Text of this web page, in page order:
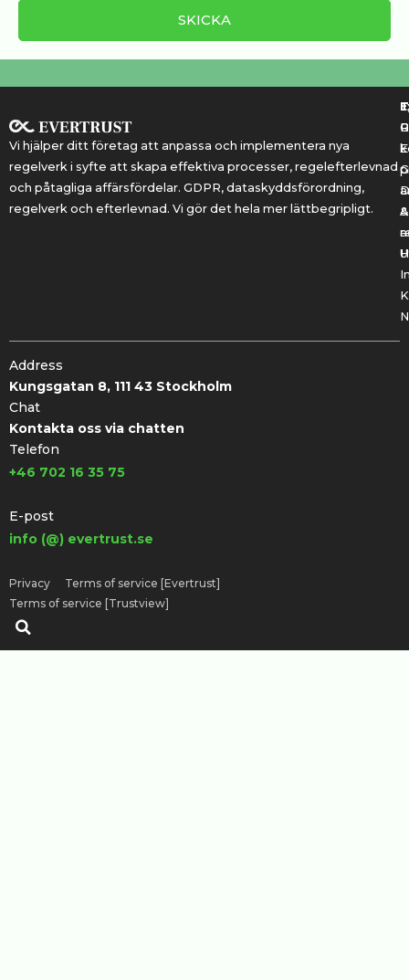
Vi hjälper ditt företag att anpassa och implementera nya
regelverk i syfte att skapa effektiva processer, regelefterlevnad
och påtagliga affärsfördelar. GDPR, dataskyddsförordning,
regelverk och efterlevnad. Vi gör det hela mer lättbegripligt.
&
Address
Kungsgatan 8, 111 43 Stockholm
Chat
Kontakta oss via chatten
Telefon
+46 702 16 35 75
E-post
info (@) evertrust.se
Privacy
Terms of service [Evertrust]
Terms of service [Trustview]
Sök